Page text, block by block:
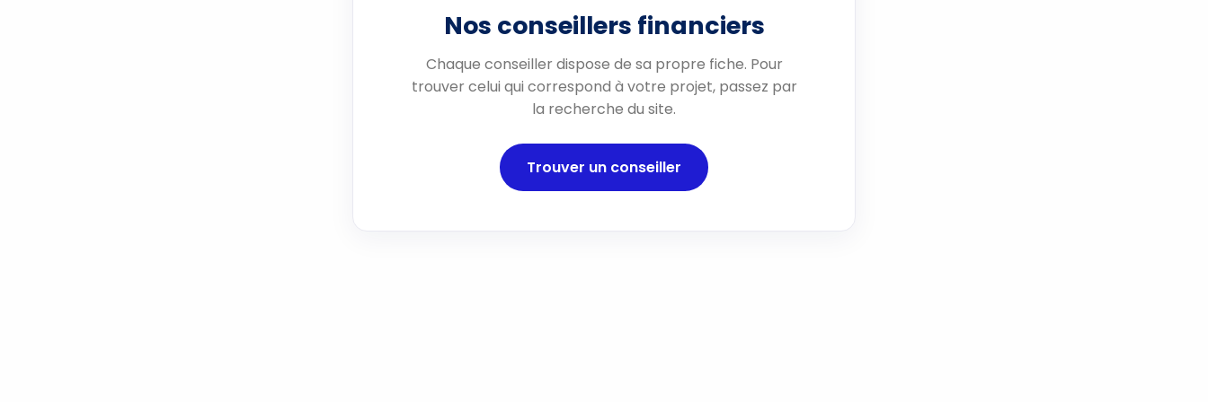
Nos conseillers financiers
Chaque conseiller dispose de sa propre fiche. Pour
trouver celui qui correspond à votre projet, passez par
la recherche du site.
Trouver un conseiller